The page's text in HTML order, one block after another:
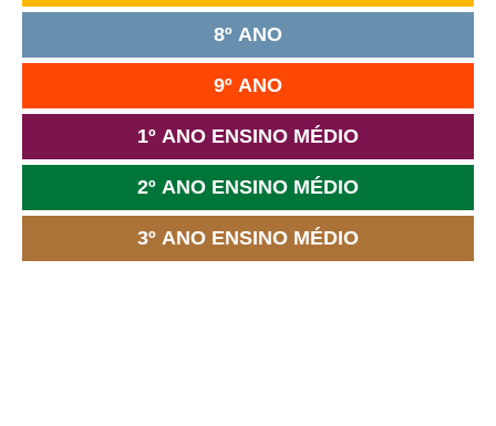
8º ANO
9º ANO
1º ANO ENSINO MÉDIO
2º ANO ENSINO MÉDIO
3º ANO ENSINO MÉDIO